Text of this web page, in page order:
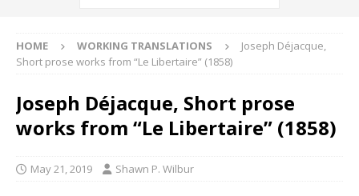
HOME WORKING TRANSLATIONS
Joseph Déjacque,
Short prose works from “Le Libertaire” (1858)
Joseph Déjacque, Short prose
works from “Le Libertaire” (1858)
May 21, 2019 Shawn P. Wilbur